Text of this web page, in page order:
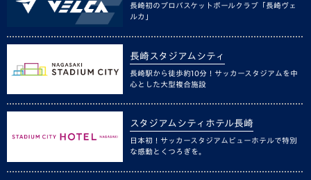
長崎初のプロバスケットボールクラブ「長崎ヴェ
ルカ」
長崎スタジアムシティ
長崎駅から徒歩約10分！サッカースタジアムを中
心とした大型複合施設
スタジアムシティホテル長崎
日本初！サッカースタジアムビューホテルで特別
な感動とくつろぎを。